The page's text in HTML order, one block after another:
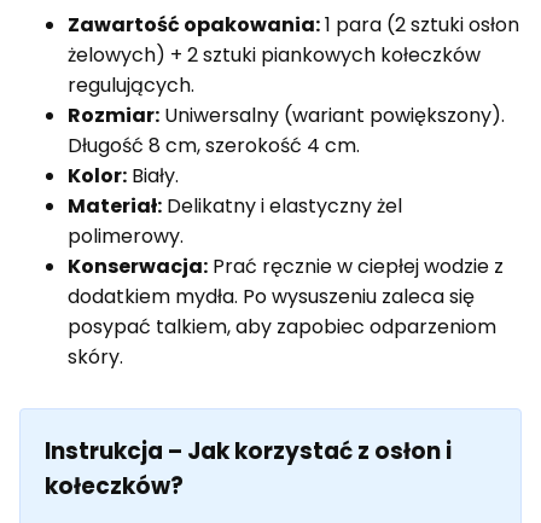
Zawartość opakowania:1 para (2 sztuki osłon
żelowych) + 2 sztuki piankowych kołeczków
regulujących.
Rozmiar: Uniwersalny (wariant powiększony).
Długość 8 cm, szerokość 4 cm.
Kolor: Biały.
Materiał: Delikatny i elastyczny żel
polimerowy.
Konserwacja: Prać ręcznie w ciepłej wodzie z
dodatkiem mydła. Po wysuszeniu zaleca się
posypać talkiem, aby zapobiec odparzeniom
skóry.
Instrukcja – Jak korzystać z osłon i
kołeczków?